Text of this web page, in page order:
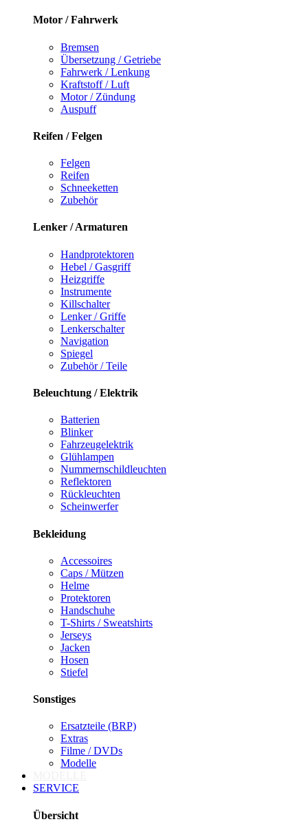
Motor / Fahrwerk
Bremsen
Übersetzung / Getriebe
Fahrwerk / Lenkung
Kraftstoff / Luft
Motor / Zündung
Auspuff
Reifen / Felgen
Felgen
Reifen
Schneeketten
Zubehör
Lenker / Armaturen
Handprotektoren
Hebel / Gasgriff
Heizgriffe
Instrumente
Killschalter
Lenker / Griffe
Lenkerschalter
Navigation
Spiegel
Zubehör / Teile
Beleuchtung / Elektrik
Batterien
Blinker
Fahrzeugelektrik
Glühlampen
Nummernschildleuchten
Reflektoren
Rückleuchten
Scheinwerfer
Bekleidung
Accessoires
Caps / Mützen
Helme
Protektoren
Handschuhe
T-Shirts / Sweatshirts
Jerseys
Jacken
Hosen
Stiefel
Sonstiges
Ersatzteile (BRP)
Extras
Filme / DVDs
Modelle
SERVICE
Übersicht